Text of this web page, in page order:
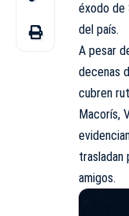
éxodo de
del país.
A pesar
decenas
cubren
Macorís,
trasladan
amigos.